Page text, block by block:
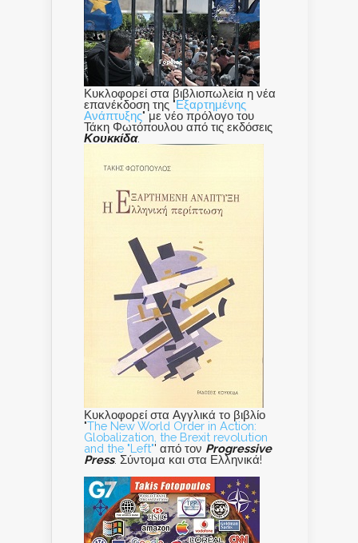
Κυκλοφορεί στα βιβλιοπωλεία η νέα
επανέκδοση της "Εξαρτημένης
Ανάπτυξης" με νέο πρόλογο του
Τάκη Φωτόπουλου από τις εκδόσεις
Κουκκίδα.
Κυκλοφορεί στα Αγγλικά το βιβλίο
"The New World Order in Action:
Globalization, the Brexit revolution
and the "Left"' από τον Progressive
Press. Σύντομα και στα Ελληνικά!